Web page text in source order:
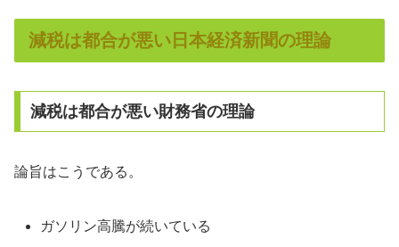
減税は都合が悪い日本経済新聞の理論
減税は都合が悪い財務省の理論
論旨はこうである。
ガソリン高騰が続いている